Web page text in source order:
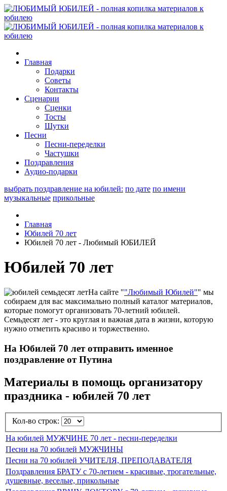
Главная
Подарки
Советы
Контакты
Сценарии
Сценки
Тосты
Шутки
Песни
Песни-переделки
Частушки
Поздравления
Аудио-подарки
выбрать поздравление на юбилей: по дате по имени
музыкальные прикольные
Главная
Юбилей 70 лет
Юбилей 70 лет - Любимый ЮБИЛЕЙ
Юбилей 70 лет
На сайте ""Любимый Юбилей"" мы
собираем для вас максимально полный каталог материалов,
которые помогут организовать 70-летний юбилей.
Семьдесят лет - это круглая и важная дата в жизни, которую
нужно отметить красиво и торжественно.
На Юбилей 70 лет отправить именное
поздравление от Путина
Материалы в помощь организатору
праздника - юбилей 70 лет
Кол-во строк:
На юбилей МУЖЧИНЕ 70 лет - песни-переделки
Песни на 70 юбилей МУЖЧИНЫ
Песни на 70 юбилей УЧИТЕЛЯ, ПРЕПОДАВАТЕЛЯ
Поздравления БРАТУ c 70-летием - красивые, трогательные,
душевные, веселые, прикольные